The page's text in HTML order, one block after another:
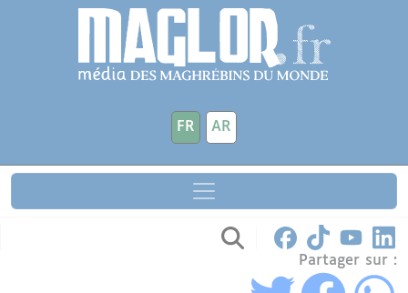
Aller au contenu principal
FR AR
Partager sur :
Panneau de gestion des cookies